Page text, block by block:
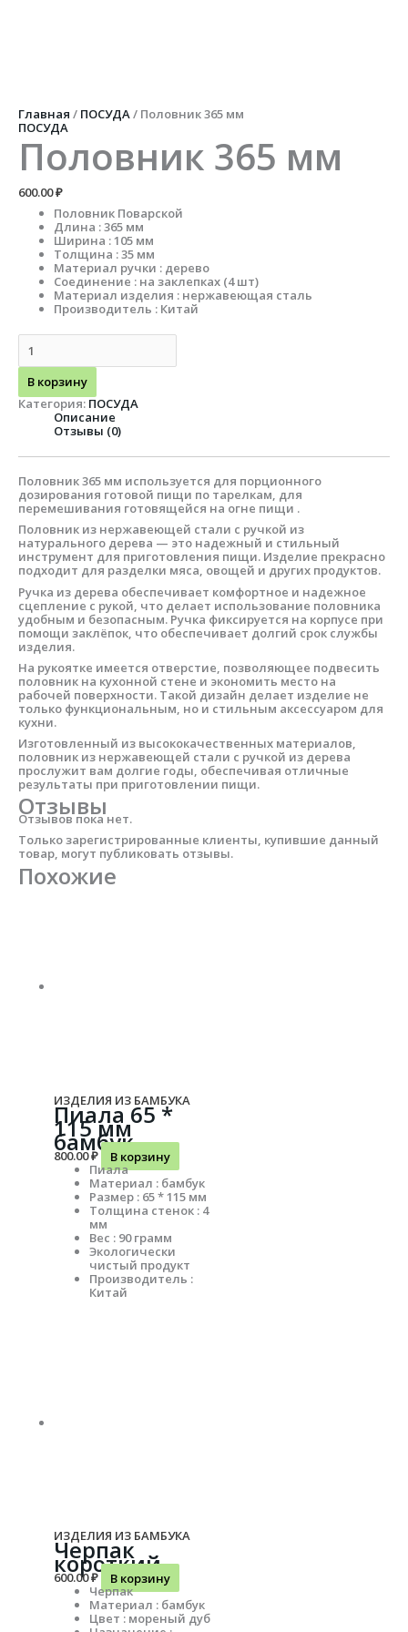
Главная / ПОСУДА/ Половник 365 мм
ПОСУДА
Половник 365 мм
600.00₽
Половник Поварской
Длина : 365 мм
Ширина : 105 мм
Толщина : 35 мм
Материал ручки : дерево
Соединение : на заклепках (4 шт)
Материал изделия : нержавеющая сталь
Производитель : Китай
мм
В корзину
Категория: ПОСУДА
Описание
Отзывы (0)
Половник 365 мм используется для порционного
дозирования готовой пищи по тарелкам, для
перемешивания готовящейся на огне пищи .
Половник из нержавеющей стали с ручкой из
натурального дерева — это надежный и стильный
инструмент для приготовления пищи. Изделие прекрасно
подходит для разделки мяса, овощей и других продуктов.
Ручка из дерева обеспечивает комфортное и надежное
сцепление с рукой, что делает использование половника
удобным и безопасным. Ручка фиксируется на корпусе при
помощи заклёпок, что обеспечивает долгий срок службы
изделия.
На рукоятке имеется отверстие, позволяющее подвесить
половник на кухонной стене и экономить место на
рабочей поверхности. Такой дизайн делает изделие не
только функциональным, но и стильным аксессуаром для
кухни.
Изготовленный из высококачественных материалов,
половник из нержавеющей стали с ручкой из дерева
прослужит вам долгие годы, обеспечивая отличные
результаты при приготовлении пищи.
Отзывы
Отзывов пока нет.
Только зарегистрированные клиенты, купившие данный
товар, могут публиковать отзывы.
Похожие
ИЗДЕЛИЯ ИЗ БАМБУКА
Пиала 65 *
115 мм
бамбук
800.00₽
В корзину
Пиала
Материал : бамбук
Размер : 65 * 115 мм
Толщина стенок : 4
мм
Вес : 90 грамм
Экологически
чистый продукт
Производитель :
Китай
ИЗДЕЛИЯ ИЗ БАМБУКА
Черпак
короткий
600.00₽
В корзину
Черпак
Материал : бамбук
Цвет : мореный дуб